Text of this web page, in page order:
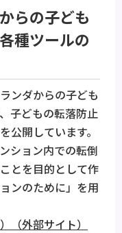
らの子ども
種ツールの
ンダからの子ども
子どもの転落防止
公開しています。
ション内での転倒
とを目的として作
ンのために」を用
（外部サイト）